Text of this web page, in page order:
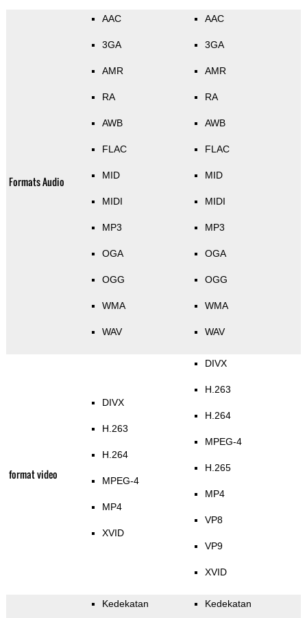
Formats Audio
AAC
3GA
AMR
RA
AWB
FLAC
MID
MIDI
MP3
OGA
OGG
WMA
WAV
AAC
3GA
AMR
RA
AWB
FLAC
MID
MIDI
MP3
OGA
OGG
WMA
WAV
format video
DIVX
H.263
H.264
MPEG-4
MP4
XVID
DIVX
H.263
H.264
MPEG-4
H.265
MP4
VP8
VP9
XVID
Kedekatan Kedekatan